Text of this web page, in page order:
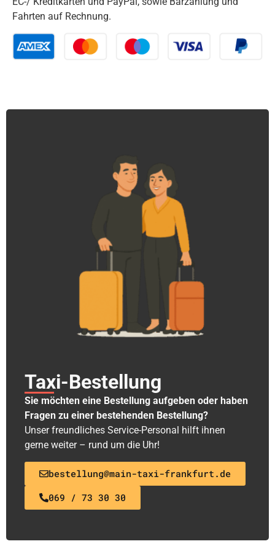
Fahrten auf Rechnung.
Taxi-Bestellung
Sie möchten eine Bestellung aufgeben oder haben
Fragen zu einer bestehenden Bestellung?
Unser freundliches Service-Personal hilft ihnen
gerne weiter – rund um die Uhr!
bestellung@main-taxi-frankfurt.de
069 / 73 30 30